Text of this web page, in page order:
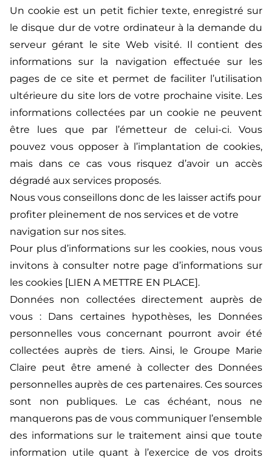
Un cookie est un petit fichier texte, enregistré sur
le disque dur de votre ordinateur à la demande du
serveur gérant le site Web visité. Il contient des
informations sur la navigation effectuée sur les
pages de ce site et permet de faciliter l’utilisation
ultérieure du site lors de votre prochaine visite. Les
informations collectées par un cookie ne peuvent
être lues que par l’émetteur de celui-ci. Vous
pouvez vous opposer à l’implantation de cookies,
mais dans ce cas vous risquez d’avoir un accès
dégradé aux services proposés.
Nous vous conseillons donc de les laisser actifs pour
profiter pleinement de nos services et de votre
navigation sur nos sites.
Pour plus d’informations sur les cookies, nous vous
invitons à consulter notre page d’informations sur
les cookies [LIEN A METTRE EN PLACE].
Données non collectées directement auprès de
vous : Dans certaines hypothèses, les Données
personnelles vous concernant pourront avoir été
collectées auprès de tiers. Ainsi, le Groupe Marie
Claire peut être amené à collecter des Données
personnelles auprès de ces partenaires. Ces sources
sont non publiques. Le cas échéant, nous ne
manquerons pas de vous communiquer l’ensemble
des informations sur le traitement ainsi que toute
information utile quant à l’exercice de vos droits